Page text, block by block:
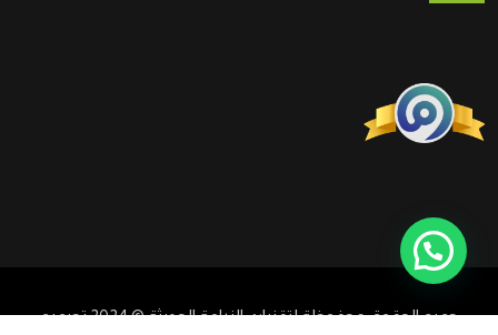
جميع الحقوق محفوظة لتقنيات الزراعة الحديثة © 2024 تصميم